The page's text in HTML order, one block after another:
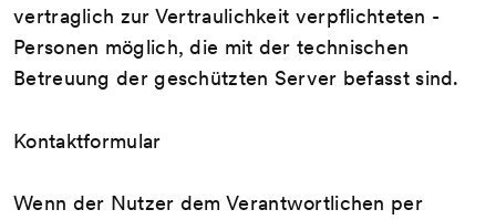
vertraglich zur Vertraulichkeit verpflichteten -
Personen möglich, die mit der technischen
Betreuung der geschützten Server befasst sind.
Kontaktformular
Wenn der Nutzer dem Verantwortlichen per